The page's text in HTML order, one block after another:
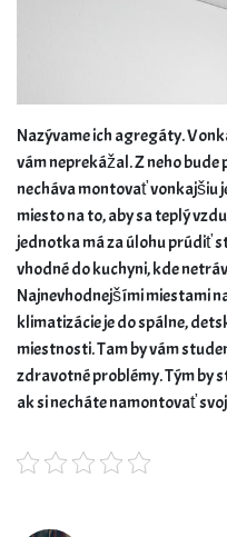
Nazývame ich agregáty.
vám neprekážal. Z neho
necháva montovať vonkajšiu
miesto na to, aby sa teplý
jednotka má za úlohu prúdiť
vhodné do kuchyni, kde
Najnevhodnejšími miestami
klimatizácie je do spálne,
miestnosti. Tam by vám
zdravotné problémy. Tým by
ak si necháte namontovať